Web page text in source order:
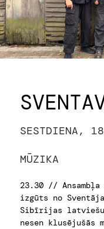
SESTDIENA,
MŪZIKA
23.30 //
izgūts no
Sibīrijas latviešu
nesen klusējušās